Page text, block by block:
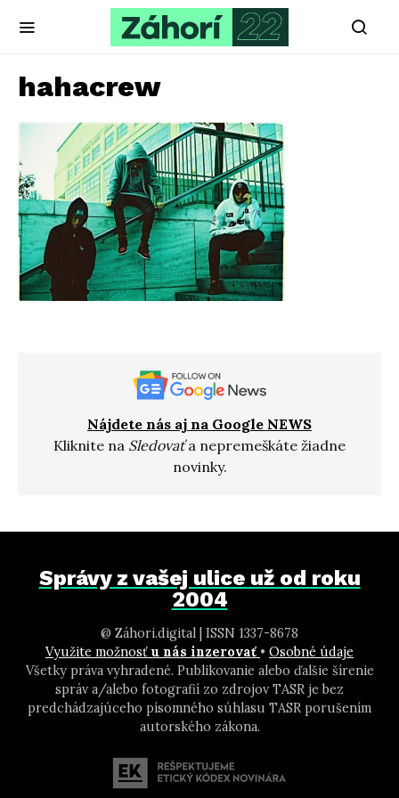
hahacrew
Nájdete nás aj na Google NEWS
Kliknite na Sledovaťa nepremeškáte žiadne
novinky.
Správy z vašej ulice už od roku
2004
@ Záhori.digital | ISSN 1337-8678
Využite možnosť u nás inzerovať • Osobné údaje
Všetky práva vyhradené. Publikovanie alebo ďalšie šírenie
správ a/alebo fotografií zo zdrojov TASR je bez
predchádzajúceho písomného súhlasu TASR porušením
autorského zákona.